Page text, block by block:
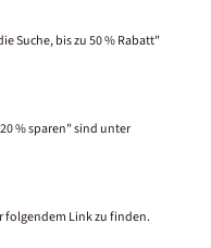
Suche, bis zu 50 % Rabatt"
% sparen" sind unter
folgendem Link zu finden.